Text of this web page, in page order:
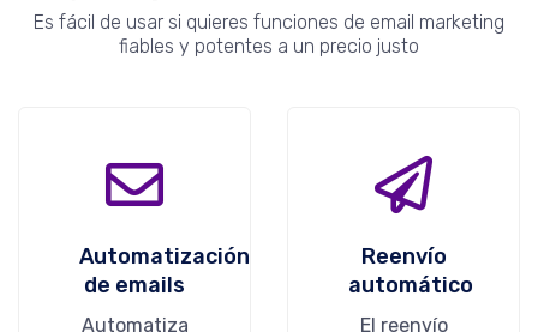
Es fácil de usar si quieres funciones de email marketing
fiables y potentes a un precio justo
Automatización
de emails
Automatiza
Reenvío
automático
El reenvío